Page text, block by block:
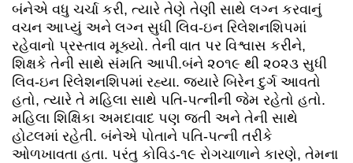
બંનેએ વધુ ચર્ચા કરી, ત્યારે તેણે તેણી સાથે લગ્ન કરવાનું
વચન આપ્યું અને લગ્ન સુધી લિવ-ઇન રિલેશનશિપમાં
રહેવાનો પ્રસ્તાવ મૂક્યો. તેની વાત પર વિશ્વાસ કરીને,
શિક્ષકે તેની સાથે સંમતિ આપી.બંને ૨૦૧૯ થી ૨૦૨૩ સુધી
લિવ-ઇન રિલેશનશિપમાં રહ્યા. જ્યારે બિરેન દુર્ગ આવતો
હતો, ત્યારે તે મહિલા સાથે પતિ-પત્નીની જેમ રહેતો હતો.
મહિલા શિક્ષિકા અમદાવાદ પણ જતી અને તેની સાથે
હોટલમાં રહેતી. બંનેએ પોતાને પતિ-પત્ની તરીકે
ઓળખાવતા હતા. પરંતુ કોવિડ-૧૯ રોગચાળાને કારણે, તેમના